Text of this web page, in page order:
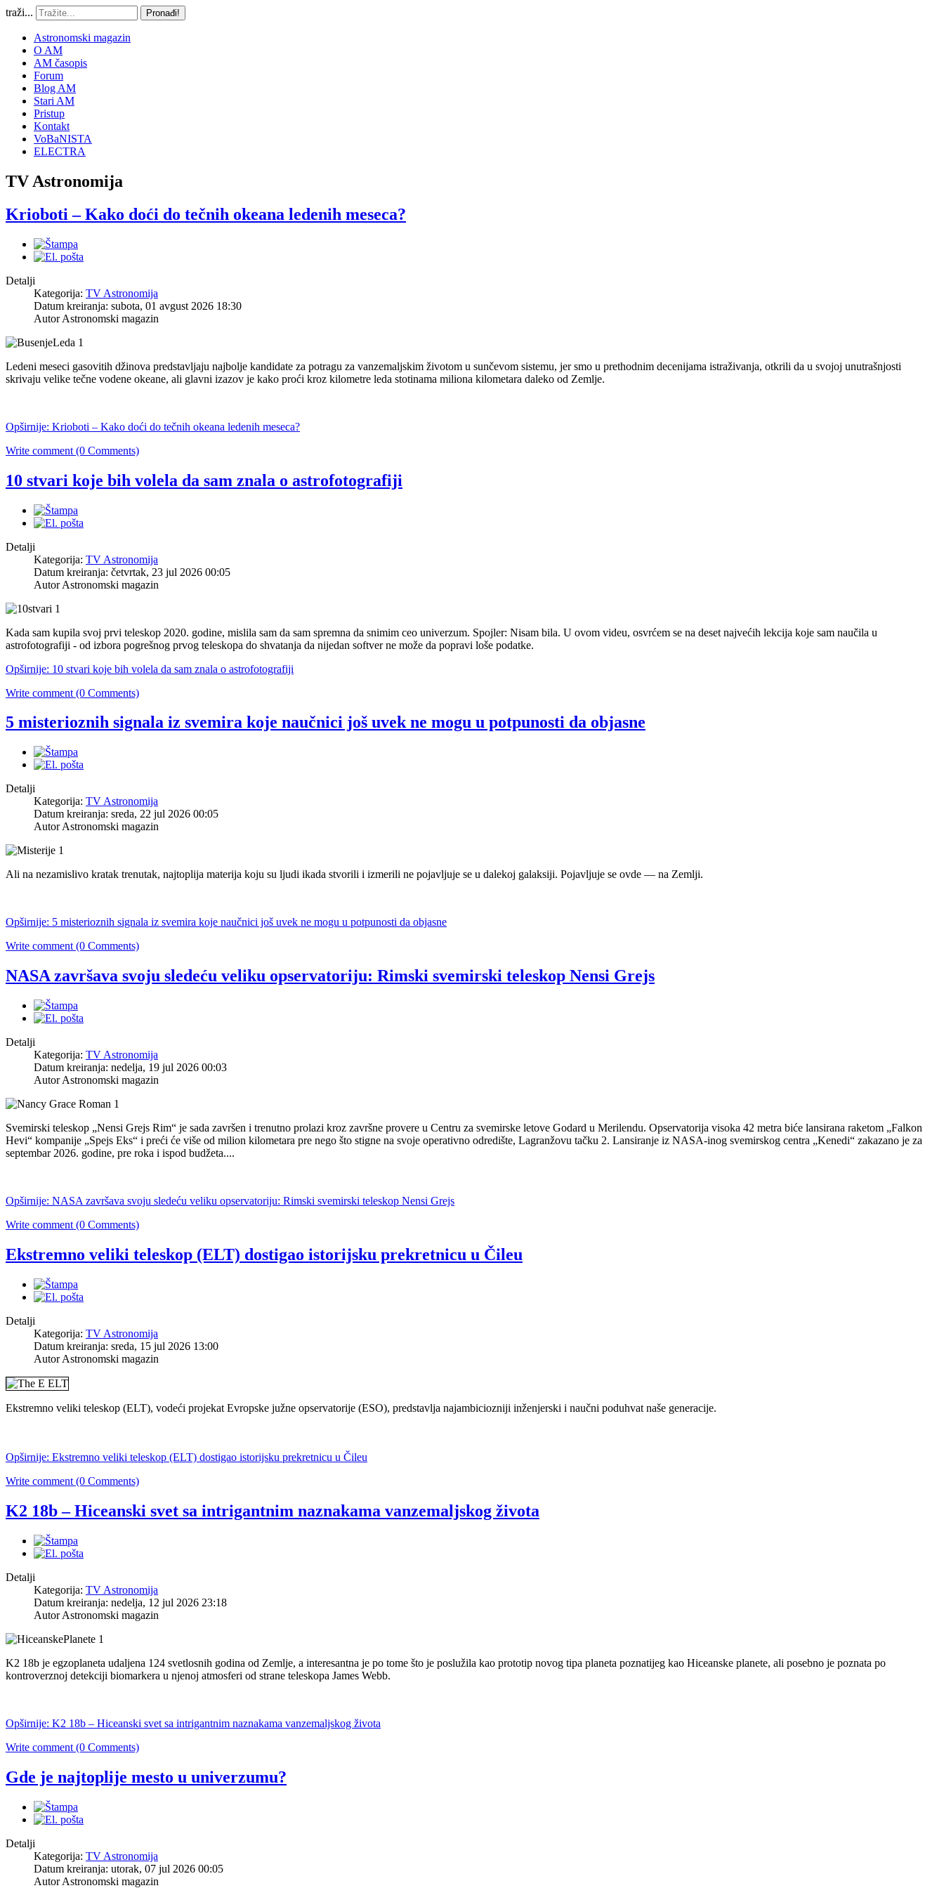
traži... Pronađi!
Astronomski magazin
O AM
AM časopis
Forum
Blog AM
Stari AM
Pristup
Kontakt
VoBaNISTA
ELECTRA
TV Astronomija
Krioboti – Kako doći do tečnih okeana ledenih meseca?
Detalji
Kategorija: TV Astronomija
Datum kreiranja: subota, 01 avgust 2026 18:30
Autor Astronomski magazin
Ledeni meseci gasovitih džinova predstavljaju najbolje kandidate za potragu za vanzemaljskim životom u sunčevom sistemu, jer smo u prethodnim decenijama istraživanja, otkrili da u svojoj unutrašnjosti
skrivaju velike tečne vodene okeane, ali glavni izazov je kako proći kroz kilometre leda stotinama miliona kilometara daleko od Zemlje.
Opširnije: Krioboti – Kako doći do tečnih okeana ledenih meseca?
Write comment (0 Comments)
10 stvari koje bih volela da sam znala o astrofotografiji
Detalji
Kategorija: TV Astronomija
Datum kreiranja: četvrtak, 23 jul 2026 00:05
Autor Astronomski magazin
Kada sam kupila svoj prvi teleskop 2020. godine, mislila sam da sam spremna da snimim ceo univerzum. Spojler: Nisam bila. U ovom videu, osvrćem se na deset najvećih lekcija koje sam naučila u
astrofotografiji - od izbora pogrešnog prvog teleskopa do shvatanja da nijedan softver ne može da popravi loše podatke.
Opširnije: 10 stvari koje bih volela da sam znala o astrofotografiji
Write comment (0 Comments)
5 misterioznih signala iz svemira koje naučnici još uvek ne mogu u potpunosti da objasne
Detalji
Kategorija: TV Astronomija
Datum kreiranja: sreda, 22 jul 2026 00:05
Autor Astronomski magazin
Ali na nezamislivo kratak trenutak, najtoplija materija koju su ljudi ikada stvorili i izmerili ne pojavljuje se u dalekoj galaksiji. Pojavljuje se ovde — na Zemlji.
Opširnije: 5 misterioznih signala iz svemira koje naučnici još uvek ne mogu u potpunosti da objasne
Write comment (0 Comments)
NASA završava svoju sledeću veliku opservatoriju: Rimski svemirski teleskop Nensi Grejs
Detalji
Kategorija: TV Astronomija
Datum kreiranja: nedelja, 19 jul 2026 00:03
Autor Astronomski magazin
Svemirski teleskop „Nensi Grejs Rim“ je sada završen i trenutno prolazi kroz završne provere u Centru za svemirske letove Godard u Merilendu. Opservatorija visoka 42 metra biće lansirana raketom „Falkon
Hevi“ kompanije „Spejs Eks“ i preći će više od milion kilometara pre nego što stigne na svoje operativno odredište, Lagranžovu tačku 2. Lansiranje iz NASA-inog svemirskog centra „Kenedi“ zakazano je za
septembar 2026. godine, pre roka i ispod budžeta....
Opširnije: NASA završava svoju sledeću veliku opservatoriju: Rimski svemirski teleskop Nensi Grejs
Write comment (0 Comments)
Ekstremno veliki teleskop (ELT) dostigao istorijsku prekretnicu u Čileu
Detalji
Kategorija: TV Astronomija
Datum kreiranja: sreda, 15 jul 2026 13:00
Autor Astronomski magazin
Ekstremno veliki teleskop (ELT), vodeći projekat Evropske južne opservatorije (ESO), predstavlja najambiciozniji inženjerski i naučni poduhvat naše generacije.
Opširnije: Ekstremno veliki teleskop (ELT) dostigao istorijsku prekretnicu u Čileu
Write comment (0 Comments)
K2 18b – Hiceanski svet sa intrigantnim naznakama vanzemaljskog života
Detalji
Kategorija: TV Astronomija
Datum kreiranja: nedelja, 12 jul 2026 23:18
Autor Astronomski magazin
K2 18b je egzoplaneta udaljena 124 svetlosnih godina od Zemlje, a interesantna je po tome što je poslužila kao prototip novog tipa planeta poznatijeg kao Hiceanske planete, ali posebno je poznata po
kontroverznoj detekciji biomarkera u njenoj atmosferi od strane teleskopa James Webb.
Opširnije: K2 18b – Hiceanski svet sa intrigantnim naznakama vanzemaljskog života
Write comment (0 Comments)
Gde je najtoplije mesto u univerzumu?
Detalji
Kategorija: TV Astronomija
Datum kreiranja: utorak, 07 jul 2026 00:05
Autor Astronomski magazin